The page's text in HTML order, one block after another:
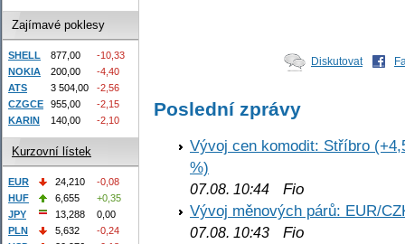
Diskutovat
Poslední zprávy
Vývoj cen komodit: Stříbro
%)
07.08. 10:44 Fio
Vývoj měnových párů: EUR/
07.08. 10:43 Fio
Zajímavé poklesy
SHELL 877,00
-10,33
NOKIA
200,00
-4,40
ATS
3 504,00
-2,56
CZGCE
955,00
-2,15
KARIN
140,00 -2,10
Kurzovní lístek
EUR 24,210
-0,08
HUF
6,655
+0,35
JPY
13,288
0,00
PLN
5,632
-0,24